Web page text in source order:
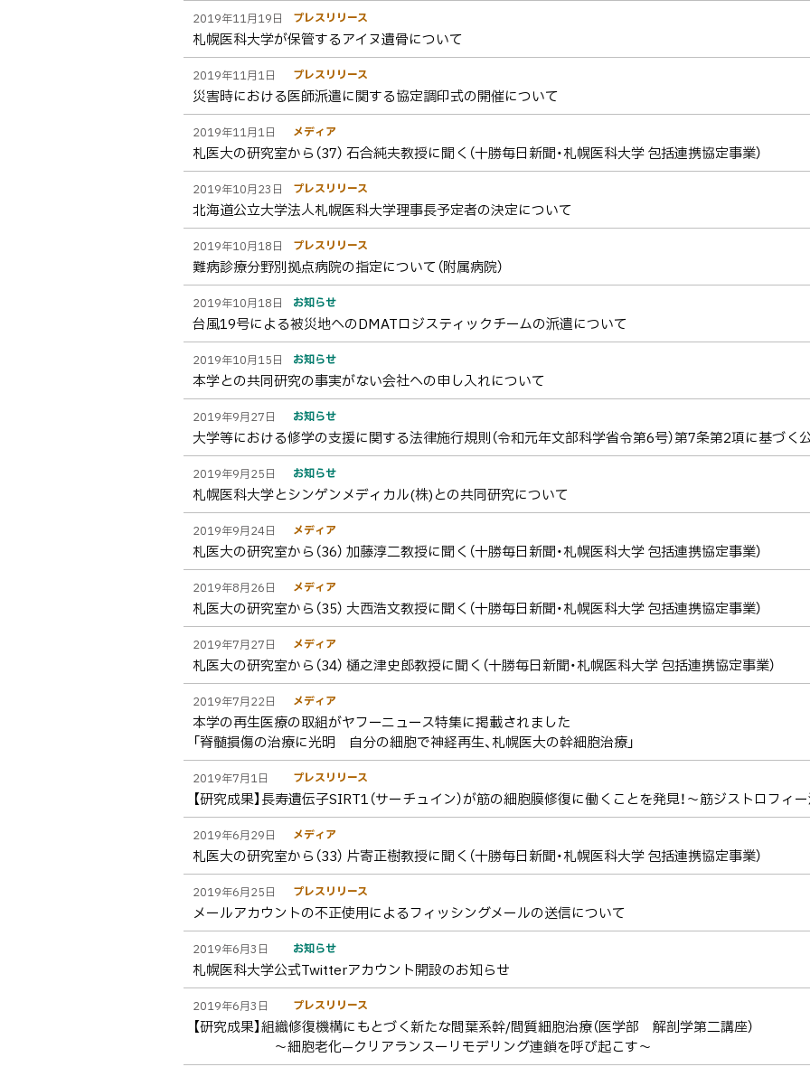
2019年11月19日 プレスリリース
札幌医科大学が保管するアイヌ遺骨について
2019年11月1日 プレスリリース
災害時における医師派遣に関する協定調印式の開催について
2019年11月1日 メディア
札医大の研究室から（37） 石合純夫教授に聞く（十勝毎日新聞・札幌医科大学 包括連携協定事業）
2019年10月23日 プレスリリース
北海道公立大学法人札幌医科大学理事長予定者の決定について
2019年10月18日 プレスリリース
難病診療分野別拠点病院の指定について（附属病院）
2019年10月18日 お知らせ
台風19号による被災地へのDMATロジスティックチームの派遣について
2019年10月15日 お知らせ
本学との共同研究の事実がない会社への申し入れについて
2019年9月27日 お知らせ
大学等における修学の支援に関する法律施行規則（令和元年文部科学省令第6号）第7条第2項に基づく
2019年9月25日 お知らせ
札幌医科大学とシンゲンメディカル(株)との共同研究について
2019年9月24日 メディア
札医大の研究室から（36） 加藤淳二教授に聞く（十勝毎日新聞・札幌医科大学 包括連携協定事業）
2019年8月26日 メディア
札医大の研究室から（35） 大西浩文教授に聞く（十勝毎日新聞・札幌医科大学 包括連携協定事業）
2019年7月27日 メディア
札医大の研究室から（34） 樋之津史郎教授に聞く（十勝毎日新聞・札幌医科大学 包括連携協定事業）
2019年7月22日 メディア
本学の再生医療の取組がヤフーニュース特集に掲載されました
「脊髄損傷の治療に光明 自分の細胞で神経再生、札幌医大の幹細胞治療」
2019年7月1日 プレスリリース
【研究成果】長寿遺伝子SIRT1（サーチュイン）が筋の細胞膜修復に働くことを発見！～筋ジストロフィ
2019年6月29日 メディア
札医大の研究室から（33） 片寄正樹教授に聞く（十勝毎日新聞・札幌医科大学 包括連携協定事業）
2019年6月25日 プレスリリース
メールアカウントの不正使用によるフィッシングメールの送信について
2019年6月3日 お知らせ
札幌医科大学公式Twitterアカウント開設のお知らせ
2019年6月3日 プレスリリース
【研究成果】組織修復機構にもとづく新たな間葉系幹/間質細胞治療（医学部 解剖学第二講座）
～細胞老化—クリアランスーリモデリング連鎖を呼び起こす～